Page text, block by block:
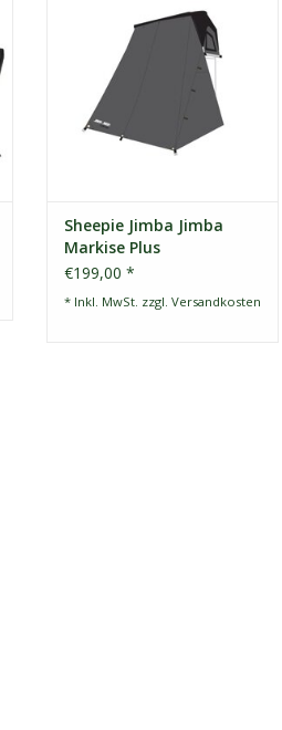
Robuste Allwetter-Markise für
zusätzlichen Schatten und Schutz.
ZUM WARENKORB HINZUFÜGEN
Sheepie Jimba Jimba
Markise Plus
€199,00 *
* Inkl. MwSt. zzgl. Versandkosten